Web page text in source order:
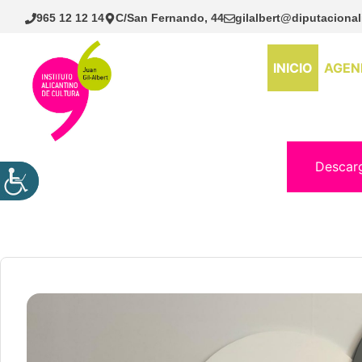
Saltar
965 12 12 14 C/San Fernando, 44
INICIO